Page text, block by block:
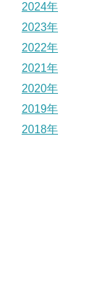
2024年
2023年
2022年
2021年
2020年
2019年
2018年